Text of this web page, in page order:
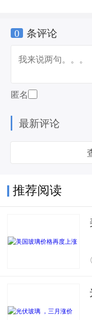
0 条评论
匿名
最新评论
推荐阅读